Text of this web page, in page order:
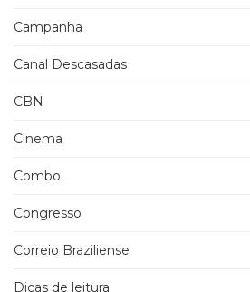
Campanha
Canal Descasadas
CBN
Cinema
Combo
Congresso
Correio Braziliense
Dicas de leitura